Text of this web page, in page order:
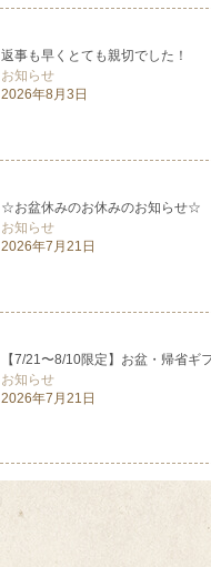
返事も早くとても親切でした！
お知らせ
2026年8月3日
☆お盆休みのお休みのお知らせ☆
お知らせ
2026年7月21日
【7/21〜8/10限定】お盆・帰省ギ
お知らせ
2026年7月21日